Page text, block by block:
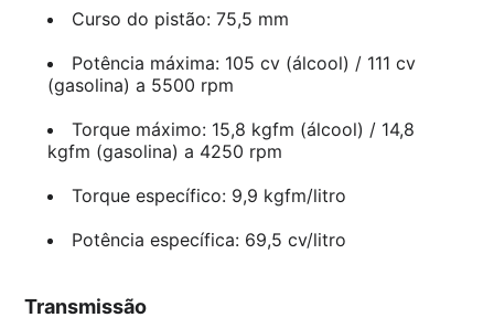
Curso do pistão: 75,5 mm
Potência máxima: 105 cv (álcool) / 111 cv
(gasolina) a 5500 rpm
Torque máximo: 15,8 kgfm (álcool) / 14,8
kgfm (gasolina) a 4250 rpm
Torque específico: 9,9 kgfm/litro
Potência específica: 69,5 cv/litro
Transmissão